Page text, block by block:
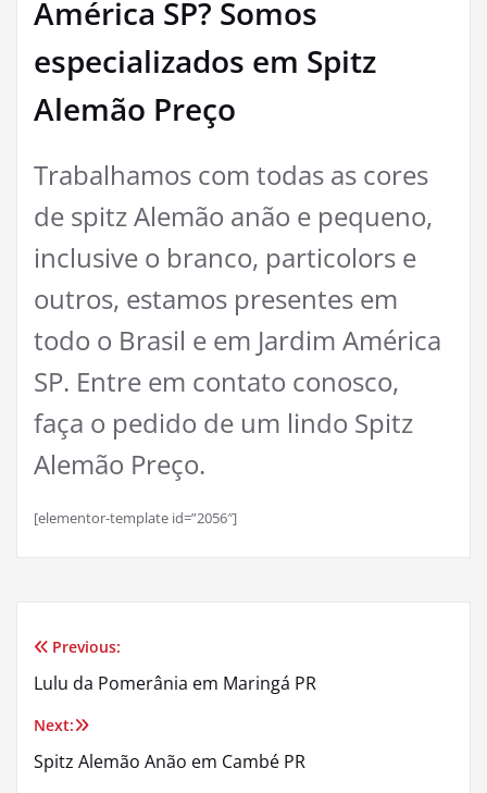
América SP? Somos
especializados em Spitz
Alemão Preço
Trabalhamos com todas as cores
de spitz Alemão anão e pequeno,
inclusive o branco, particolors e
outros, estamos presentes em
todo o Brasil e em Jardim América
SP. Entre em contato conosco,
faça o pedido de um lindo Spitz
Alemão Preço.
[elementor-template id=”2056″]
Navegação
de
Post
Previous:
Lulu da Pomerânia em Maringá PR
Next:
Spitz Alemão Anão em Cambé PR